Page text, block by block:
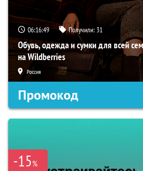
06:16:48 Получили: 31
Обувь, одежда и сумки для всей
на Wildberries
Россия
Промокод
-15%